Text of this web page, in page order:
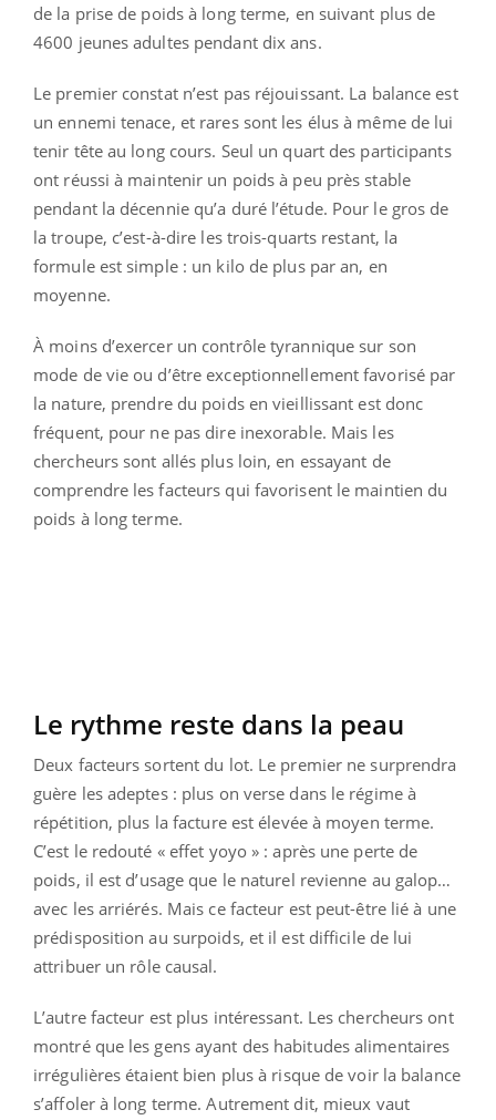
de la prise de poids à long terme, en suivant plus de
4600 jeunes adultes pendant dix ans.
Le premier constat n’est pas réjouissant. La balance est
un ennemi tenace, et rares sont les élus à même de lui
tenir tête au long cours. Seul un quart des participants
ont réussi à maintenir un poids à peu près stable
pendant la décennie qu’a duré l’étude. Pour le gros de
la troupe, c’est-à-dire les trois-quarts restant, la
formule est simple : un kilo de plus par an, en
moyenne.
À moins d’exercer un contrôle tyrannique sur son
mode de vie ou d’être exceptionnellement favorisé par
la nature, prendre du poids en vieillissant est donc
fréquent, pour ne pas dire inexorable. Mais les
chercheurs sont allés plus loin, en essayant de
comprendre les facteurs qui favorisent le maintien du
poids à long terme.
Le rythme reste dans la peau
Deux facteurs sortent du lot. Le premier ne surprendra
guère les adeptes : plus on verse dans le régime à
répétition, plus la facture est élevée à moyen terme.
C’est le redouté « effet yoyo » : après une perte de
poids, il est d’usage que le naturel revienne au galop…
avec les arriérés. Mais ce facteur est peut-être lié à une
prédisposition au surpoids, et il est difficile de lui
attribuer un rôle causal.
L’autre facteur est plus intéressant. Les chercheurs ont
montré que les gens ayant des habitudes alimentaires
irrégulières étaient bien plus à risque de voir la balance
s’affoler à long terme. Autrement dit, mieux vaut